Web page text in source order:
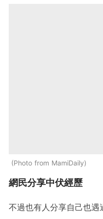
Photo from MamiDaily
網民分享中伏經歷
不過也有人分享自己也